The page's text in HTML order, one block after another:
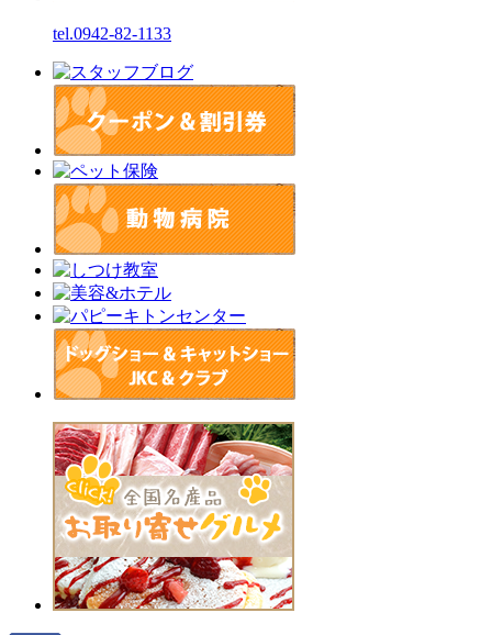
tel.0942-82-1133